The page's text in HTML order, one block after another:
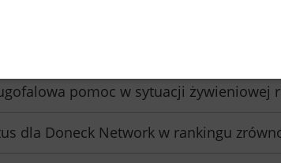
otrzymuje wyróżnienie EcoVadis Gold Standard za
asortyment produktów Doneck Network
pomoc w sytuacji żywieniowej
dla Doneck Network w rankingu